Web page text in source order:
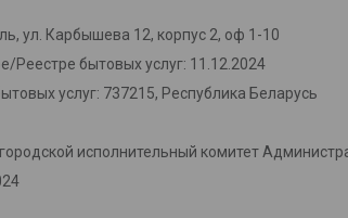
ул. Карбышева 12, корпус 2, оф 1-10
Реестре бытовых услуг: 11.12.2024
услуг: 737215, Республика Беларусь
исполнительный комитет